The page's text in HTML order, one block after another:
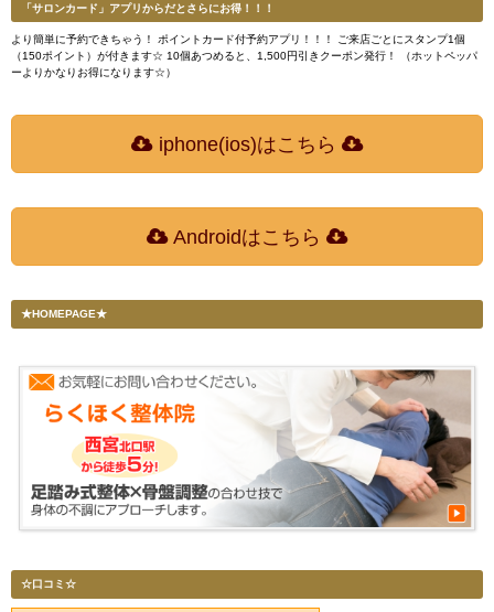
「サロンカード」アプリからだとさらにお得！！！
より簡単に予約できちゃう！ ポイントカード付予約アプリ！！！ ご来店ごとにスタンプ1個
（150ポイント）が付きます☆ 10個あつめると、1,500円引きクーポン発行！ （ホットペッパ
ーよりかなりお得になります☆）
iphone(ios)はこちら
Androidはこちら
★HOMEPAGE★
☆口コミ☆